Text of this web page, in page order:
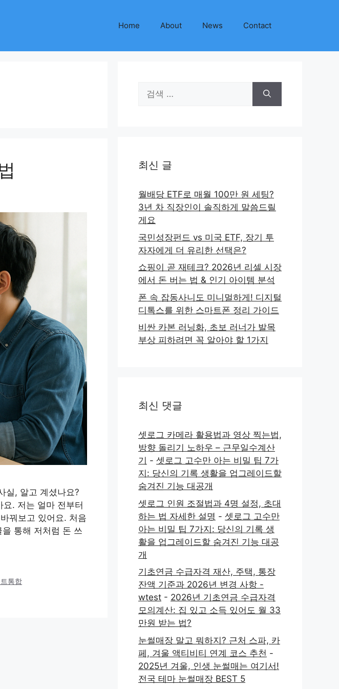
Home About News Contact
실, 알고 계셨나요?
. 저는 얼마 전부터
꿔보고 있어요. 처음
통해 저처럼 돈 쓰
통합
색:
최신 글
월배당 ETF로 매월 100만 원 세팅?
3년 차 직장인이 솔직하게 말씀드릴
게요
국민성장펀드 vs 미국 ETF, 장기 투
자자에게 더 유리한 선택은?
쇼핑이 곧 재테크? 2026년 리셀 시장
에서 돈 버는 법 & 인기 아이템 분석
폰 속 잡동사니도 미니멀하게! 디지털
디톡스를 위한 스마트폰 정리 가이드
비싼 카본 러닝화, 초보 러너가 발목
부상 피하려면 꼭 알아야 할 1가지
최신 댓글
셋로그 카메라 활용법과 영상 찍는법,
방향 돌리기 노하우 – 근무일수계산
기 - 셋로그 고수만 아는 비밀 팁 7가
지: 당신의 기록 생활을 업그레이드할
숨겨진 기능 대공개
셋로그 인원 조절법과 4명 설정, 초대
하는 법 자세한 설명 - 셋로그 고수만
아는 비밀 팁 7가지: 당신의 기록 생
활을 업그레이드할 숨겨진 기능 대공
개
기초연금 수급자격 재산, 주택, 통장
잔액 기준과 2026년 변경 사항 -
wtest - 2026년 기초연금 수급자격
모의계산: 집 있고 소득 있어도 월 33
만원 받는 법?
눈썰매장 말고 뭐하지? 근처 스파, 카
페, 겨울 액티비티 연계 코스 추천 -
2025년 겨울, 인생 눈썰매는 여기서!
전국 테마 눈썰매장 BEST 5